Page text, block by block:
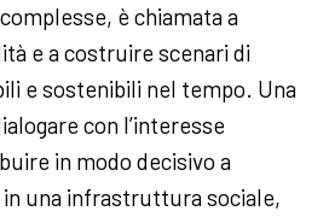
è chiamata a
e a costruire scenari di
e sostenibili nel tempo. Una
con l’interesse
in modo decisivo a
una infrastruttura sociale,